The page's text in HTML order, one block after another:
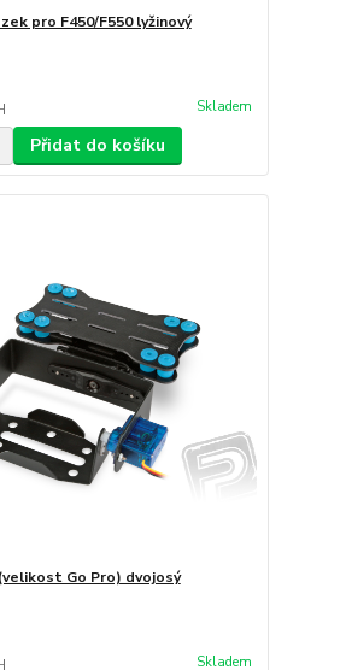
pro F450/F550 lyžinový
Skladem
Přidat do košíku
Go Pro) dvojosý
Skladem